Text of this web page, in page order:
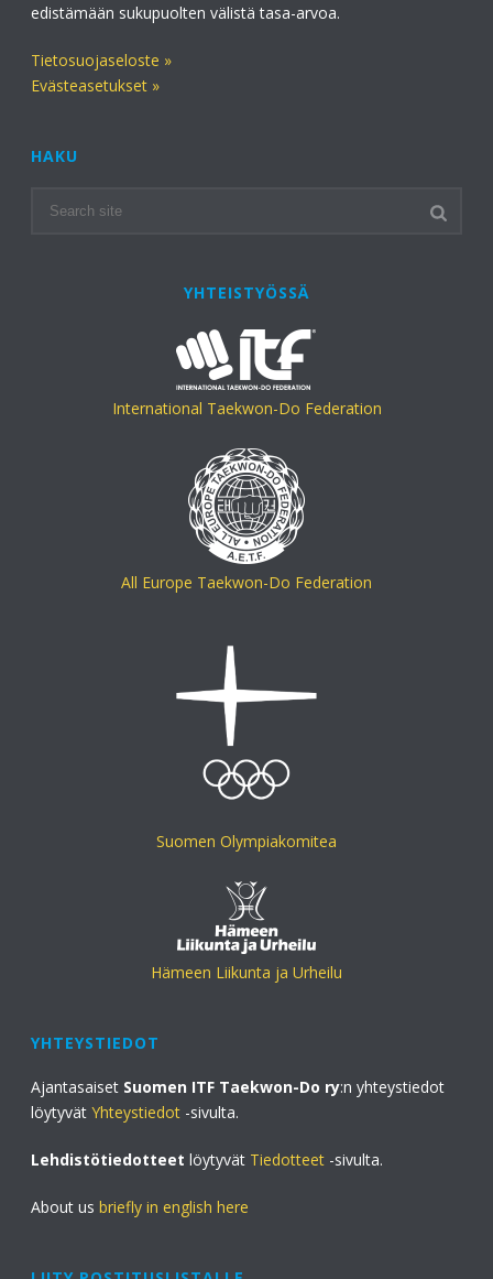
edistämään sukupuolten välistä tasa-arvoa.
Tietosuojaseloste »
Evästeasetukset »
HAKU
YHTEISTYÖSSÄ
International Taekwon-Do Federation
All Europe Taekwon-Do Federation
Suomen Olympiakomitea
Hämeen Liikunta ja Urheilu
YHTEYSTIEDOT
Ajantasaiset Suomen ITF Taekwon-Do ry:n yhteystiedot
löytyvätYhteystiedot -sivulta.
Lehdistötiedotteet löytyvät Tiedotteet -sivulta.
About usbriefly in english here